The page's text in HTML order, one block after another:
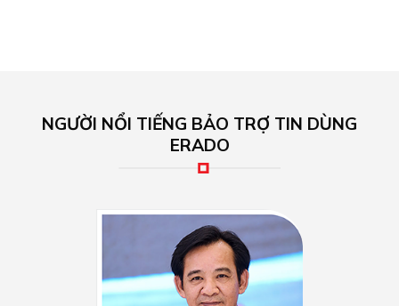
NGƯỜI NỔI TIẾNG BẢO TRỢ TIN DÙNG
ERADO